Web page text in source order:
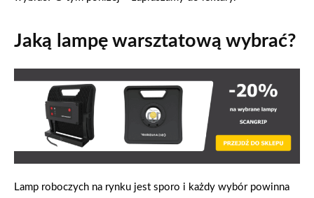
Jaką lampę warsztatową wybrać?
Lamp roboczych na rynku jest sporo i każdy wybór powinna